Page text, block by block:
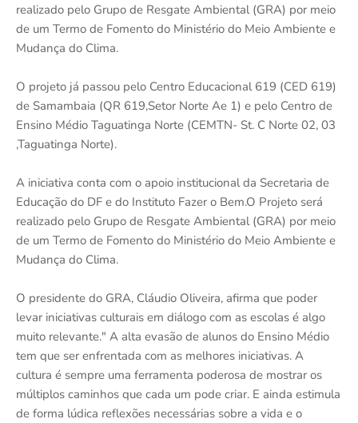
realizado pelo Grupo de Resgate Ambiental (GRA) por meio
de um Termo de Fomento do Ministério do Meio Ambiente e
Mudança do Clima.
O projeto já passou pelo Centro Educacional 619 (CED 619)
de Samambaia (QR 619,Setor Norte Ae 1) e pelo Centro de
Ensino Médio Taguatinga Norte (CEMTN- St. C Norte 02, 03
,Taguatinga Norte).
A iniciativa conta com o apoio institucional da Secretaria de
Educação do DF e do Instituto Fazer o Bem.O Projeto será
realizado pelo Grupo de Resgate Ambiental (GRA) por meio
de um Termo de Fomento do Ministério do Meio Ambiente e
Mudança do Clima.
O presidente do GRA, Cláudio Oliveira, afirma que poder
levar iniciativas culturais em diálogo com as escolas é algo
muito relevante." A alta evasão de alunos do Ensino Médio
tem que ser enfrentada com as melhores iniciativas. A
cultura é sempre uma ferramenta poderosa de mostrar os
múltiplos caminhos que cada um pode criar. E ainda estimula
de forma lúdica reflexões necessárias sobre a vida e o